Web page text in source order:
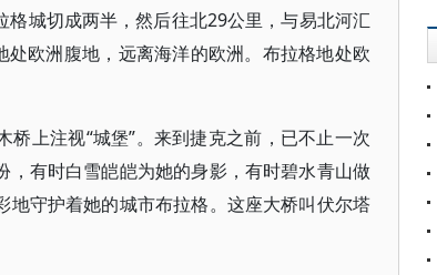
城切成两半，然后往北29公里，与易北河汇
欧洲腹地，远离海洋的欧洲。布拉格地处欧
上注视“城堡”。来到捷克之前，已不止一次
有时白雪皑皑为她的身影，有时碧水青山做
守护着她的城市布拉格。这座大桥叫伏尔塔